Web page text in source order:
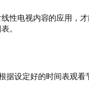
性电视内容的应用，
。
据设定好的时间表观看